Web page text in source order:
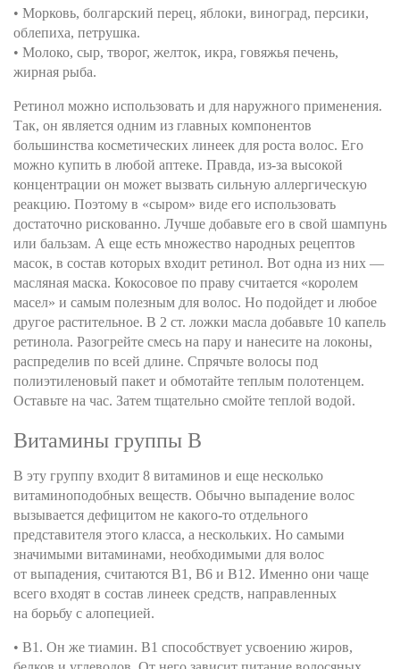
• Морковь, болгарский перец, яблоки, виноград, персики,
облепиха, петрушка.
• Молоко, сыр, творог, желток, икра, говяжья печень,
жирная рыба.
Ретинол можно использовать и для наружного применения.
Так, он является одним из главных компонентов
большинства косметических линеек для роста волос. Его
можно купить в любой аптеке. Правда, из-за высокой
концентрации он может вызвать сильную аллергическую
реакцию. Поэтому в «сыром» виде его использовать
достаточно рискованно. Лучше добавьте его в свой шампунь
или бальзам. А еще есть множество народных рецептов
масок, в состав которых входит ретинол. Вот одна из них —
масляная маска. Кокосовое по праву считается «королем
масел» и самым полезным для волос. Но подойдет и любое
другое растительное. В 2 ст. ложки масла добавьте 10 капель
ретинола. Разогрейте смесь на пару и нанесите на локоны,
распределив по всей длине. Спрячьте волосы под
полиэтиленовый пакет и обмотайте теплым полотенцем.
Оставьте на час. Затем тщательно смойте теплой водой.
Витамины группы В
В эту группу входит 8 витаминов и еще несколько
витаминоподобных веществ. Обычно выпадение волос
вызывается дефицитом не какого-то отдельного
представителя этого класса, а нескольких. Но самыми
значимыми витаминами, необходимыми для волос
от выпадения, считаются В1, В6 и В12. Именно они чаще
всего входят в состав линеек средств, направленных
на борьбу с алопецией.
• В1. Он же тиамин. В1 способствует усвоению жиров,